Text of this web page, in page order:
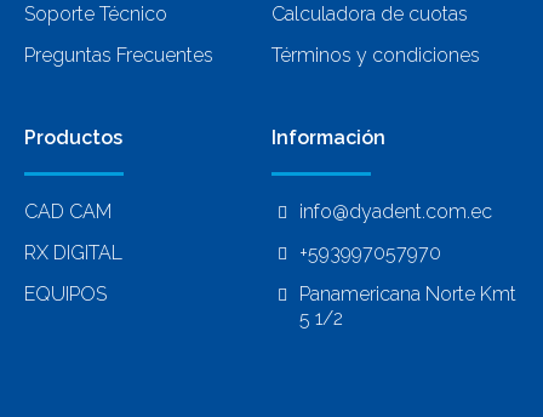
Soporte Técnico
Preguntas Frecuentes
Calculadora de cuotas
Términos y condiciones
Productos
CAD CAM
RX DIGITAL
EQUIPOS
Información
info@dyadent.com.ec
+593997057970
Panamericana Norte Kmt
5 1/2